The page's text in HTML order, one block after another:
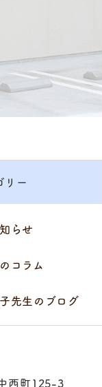
リー
らせ
コラム
先生のブログ
西町125-3